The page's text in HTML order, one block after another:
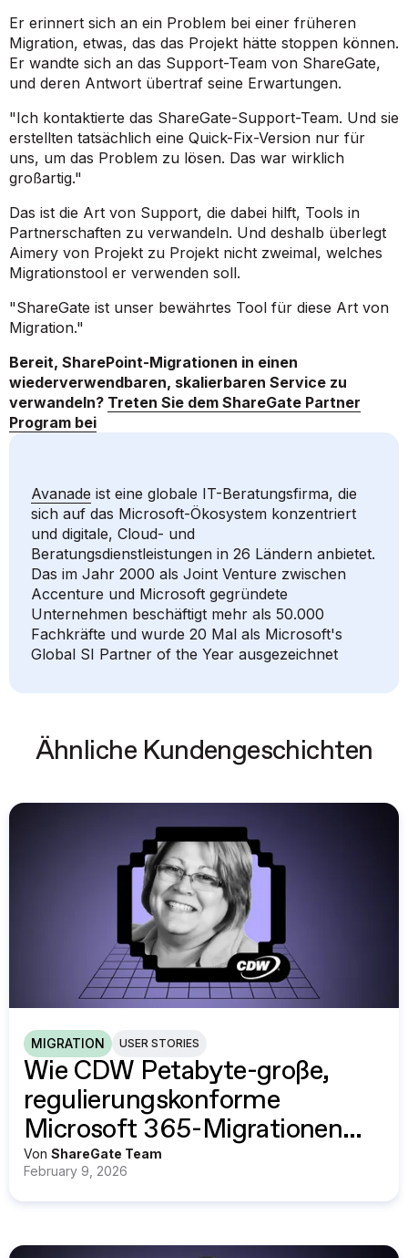
Er erinnert sich an ein Problem bei einer früheren
Migration, etwas, das das Projekt hätte stoppen können.
Er wandte sich an das Support-Team von ShareGate,
und deren Antwort übertraf seine Erwartungen.
"Ich kontaktierte das ShareGate-Support-Team. Und sie
erstellten tatsächlich eine Quick-Fix-Version nur für
uns, um das Problem zu lösen. Das war wirklich
großartig."
Das ist die Art von Support, die dabei hilft, Tools in
Partnerschaften zu verwandeln. Und deshalb überlegt
Aimery von Projekt zu Projekt nicht zweimal, welches
Migrationstool er verwenden soll.
"ShareGate ist unser bewährtes Tool für diese Art von
Migration."
Bereit, SharePoint-Migrationen in einen
wiederverwendbaren, skalierbaren Service zu
verwandeln? Treten Sie dem ShareGate Partner
Program bei
Avanade ist eine globale IT-Beratungsfirma, die
sich auf das Microsoft-Ökosystem konzentriert
und digitale, Cloud- und
Beratungsdienstleistungen in 26 Ländern anbietet.
Das im Jahr 2000 als Joint Venture zwischen
Accenture und Microsoft gegründete
Unternehmen beschäftigt mehr als 50.000
Fachkräfte und wurde 20 Mal als Microsoft's
Global SI Partner of the Year ausgezeichnet
Ähnliche Kundengeschichten
MIGRATION USER STORIES
Wie CDW Petabyte-große,
regulierungskonforme
Microsoft 365-Migrationen
mit ShareGate durchführt
Von ShareGate Team
February 9, 2026